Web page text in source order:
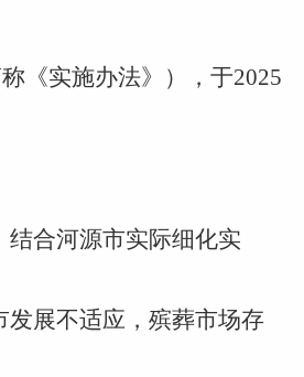
《实施办法》），于2025
结合河源市实际细化实
发展不适应，殡葬市场存